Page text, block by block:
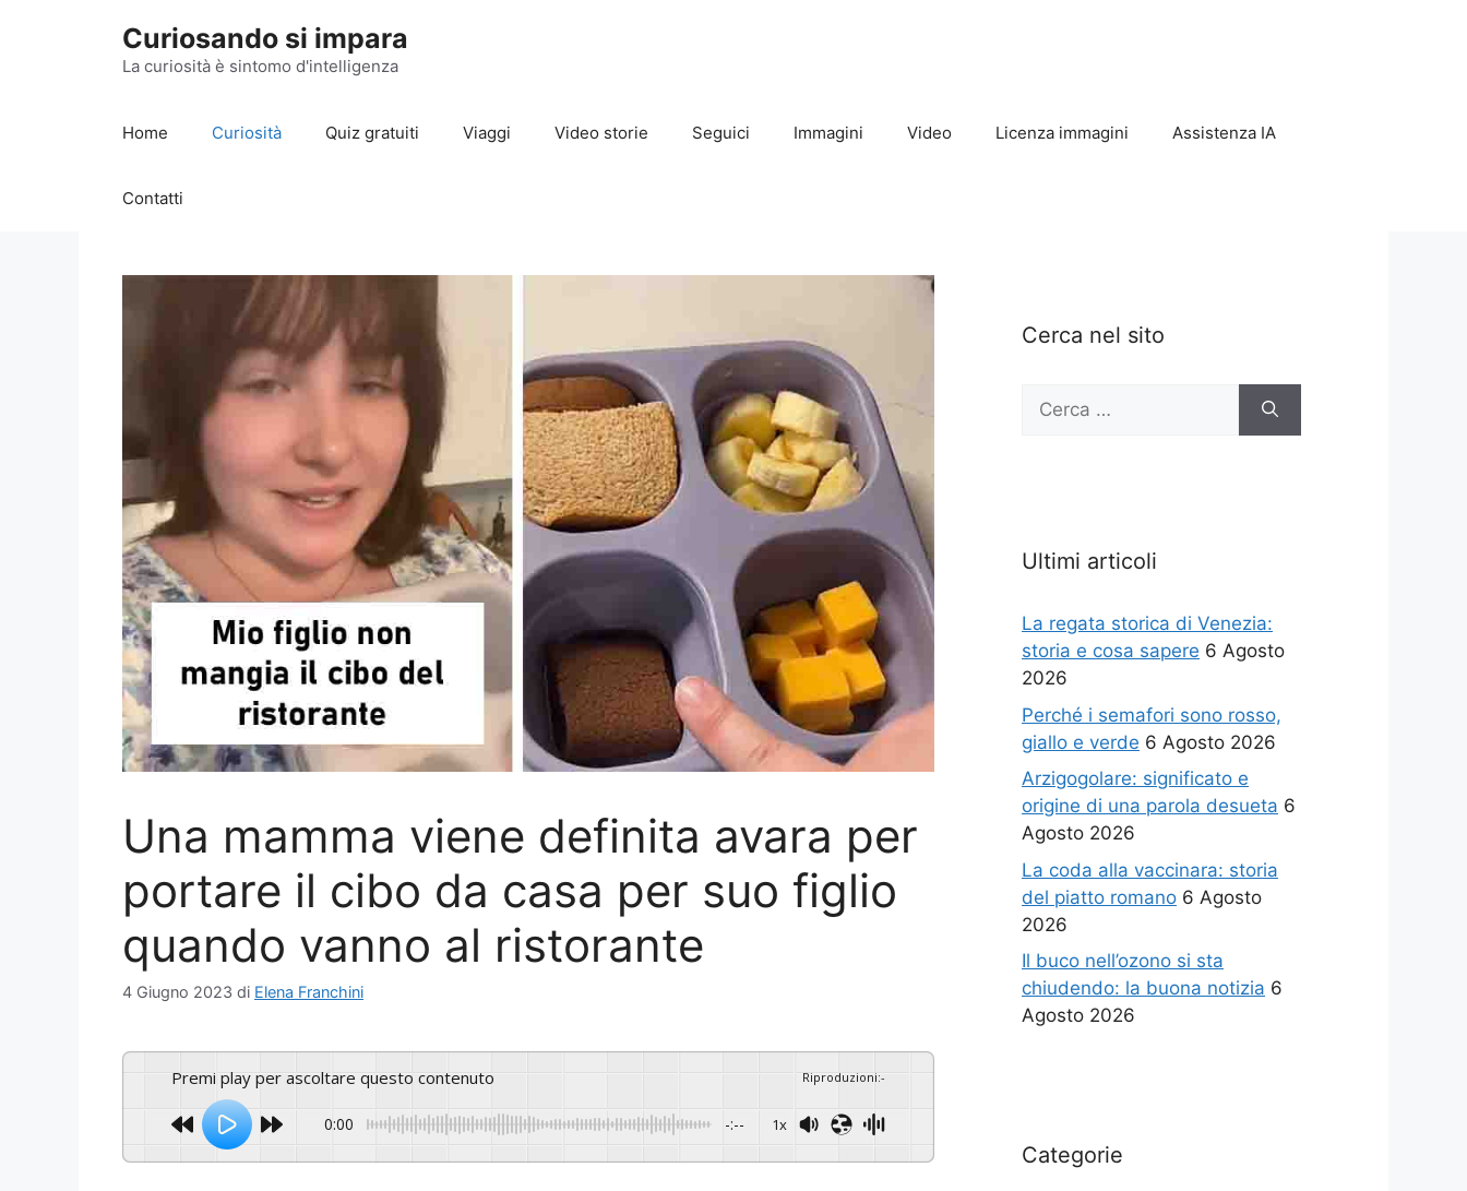
Curiosando si impara
La curiosità è sintomo d'intelligenza
Home Curiosità Quiz gratuiti Viaggi Video storie Seguici Immagini Video Licenza immagini Assistenza IA
Contatti
Una mamma viene definita avara per
portare il cibo da casa per suo figlio
quando vanno al ristorante
4 Giugno 2023 di Elena Franchini
Premi play per ascoltare questo contenuto Riproduzioni:-
0:00 -:-- 1x
Cerca nel sito
Ricerca
Ultimi articoli
La regata storica di Venezia:
storia e cosa sapere 6 Agosto
2026
Perché i semafori sono rosso,
giallo e verde 6 Agosto 2026
Arzigogolare: significato e
origine di una parola desueta 6
Agosto 2026
La coda alla vaccinara: storia
del piatto romano 6 Agosto
2026
Il buco nell’ozono si sta
chiudendo: la buona notizia 6
Agosto 2026
Categorie